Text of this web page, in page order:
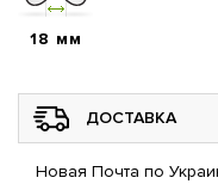
18 мм
ДОСТАВКА
Новая Почта по